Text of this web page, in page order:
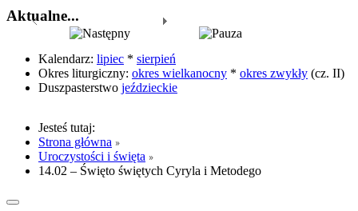
Aktualne...
Kalendarz: lipiec * sierpień
Okres liturgiczny: okres wielkanocny * okres zwykły (cz. II)
Duszpasterstwo jeździeckie
Jesteś tutaj:
Strona główna
Uroczystości i święta
14.02 – Święto świętych Cyryla i Metodego